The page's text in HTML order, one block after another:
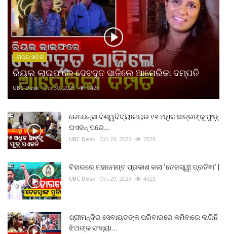
ରାଜ୍ୟ ଖବର
ରିୟଲ ଲାଇଫରେ ଦେବଦୂତ ସାଜିଲେ ଆମେରିକା ଦମ୍ପତି
UBC Desk Oct 30, 2025 9426
ରେଭେନ୍ସା ବିଶ୍ୱବିଦ୍ୟାଳୟର ୧୬ ଅଧିକ ଛାତ୍ରଙ୍କୁ ଫୁଡ଼୍
ପଏଜନ୍ ପରେ...
UBC Desk Oct 29, 2025 7978
ବିହାରରେ ମହାମେଣ୍ଟ ପ୍ରକାଶ କଲା ‘ତେଜସ୍ୱୀ ପ୍ରତିଜ୍ଞା’ |
UBC Desk Oct 29, 2025 4325
ଶ୍ରୀମନ୍ଦିର ସେବାୟତଙ୍କ ପରିବାରରେ କମିବାରେ ଲାଗିଛି
ଝିଅଙ୍କ ସଂଖ୍ୟା...